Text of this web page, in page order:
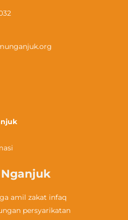
amil zakat infaq
persyarikatan